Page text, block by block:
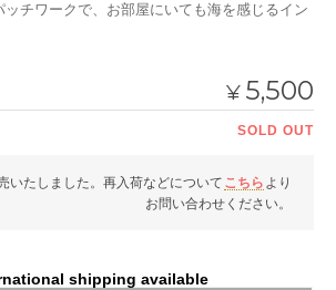
チワークで、お部屋にいても海を感じるイン
¥ 5,500
SOLD OUT
いたしました。再入荷などについて こちら より
お問い合わせください。
shipping available